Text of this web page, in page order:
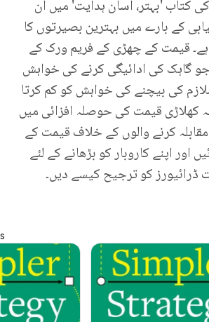
کتاب 'بہتر، آسان ہدایت' میں ان
کے بارے میں بہترین بصیرتوں کا
ہے۔ قیمت کے چھڑی کے فریم ورک کے
گاہک کی ادائیگی کرنے کی خواہش
کی بیچنے کی خواہش کو کم کرتا
کھلاڑی قیمت کی حوصلہ افزائی میں
کرنے والوں کے خلاف قیمت کے
اور اپنے کاروبار کو بڑھانے کے لئے
کو ترجیح کیسے دیں۔
s